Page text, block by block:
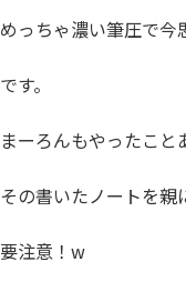
めっちゃ濃い筆圧で今
です。
まーろんもやったこと
その書いたノートを
要注意！w